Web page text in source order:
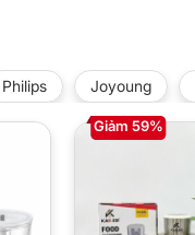
Philips Joyoung
Giảm 59%